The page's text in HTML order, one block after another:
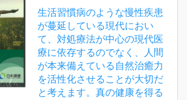
生活習慣病のような慢性疾患
が蔓延している現代におい
て、対処療法が中心の現代医
療に依存するのでなく、人間
が本来備えている自然治癒力
を活性化させることが大切だ
と考えます。真の健康を得る